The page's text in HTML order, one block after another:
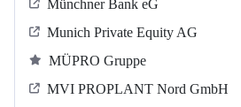
Münchner Bank eG
Munich Private Equity AG
MÜPRO Gruppe
MVI PROPLANT Nord GmbH